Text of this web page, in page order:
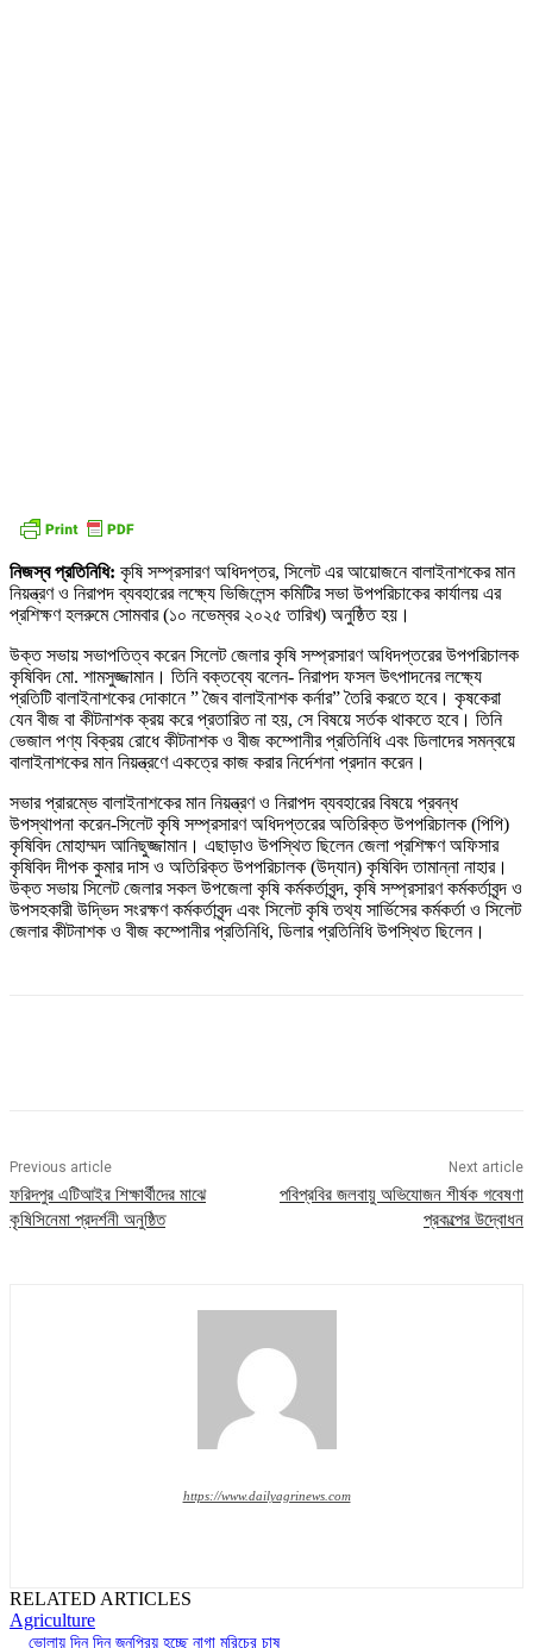
নিজস্ব প্রতিনিধি: কৃষি সম্প্রসারণ অধিদপ্তর, সিলেট এর আয়োজনে বালাইনাশকের মান
নিয়ন্ত্রণ ও নিরাপদ ব্যবহারের লক্ষ্যে ভিজিলেন্স কমিটির সভা উপপরিচাকের কার্যালয় এর
প্রশিক্ষণ হলরুমে সোমবার (১০ নভেম্বর ২০২৫ তারিখ) অনুষ্ঠিত হয়।
উক্ত সভায় সভাপতিত্ব করেন সিলেট জেলার কৃষি সম্প্রসারণ অধিদপ্তরের উপপরিচালক
কৃষিবিদ মো. শামসুজ্জামান। তিনি বক্তব্যে বলেন- নিরাপদ ফসল উৎপাদনের লক্ষ্যে
প্রতিটি বালাইনাশকের দোকানে ” জৈব বালাইনাশক কর্নার” তৈরি করতে হবে। কৃষকেরা
যেন বীজ বা কীটনাশক ক্রয় করে প্রতারিত না হয়, সে বিষয়ে সর্তক থাকতে হবে। তিনি
ভেজাল পণ্য বিক্রয় রোধে কীটনাশক ও বীজ কম্পোনীর প্রতিনিধি এবং ডিলাদের সমন্বয়ে
বালাইনাশকের মান নিয়ন্ত্রণে একত্রে কাজ করার নির্দেশনা প্রদান করেন।
সভার প্রারম্ভে বালাইনাশকের মান নিয়ন্ত্রণ ও নিরাপদ ব্যবহারের বিষয়ে প্রবন্ধ
উপস্থাপনা করেন-সিলেট কৃষি সম্প্রসারণ অধিদপ্তরের অতিরিক্ত উপপরিচালক (পিপি)
কৃষিবিদ মোহাম্মদ আনিছুজ্জামান। এছাড়াও উপস্থিত ছিলেন জেলা প্রশিক্ষণ অফিসার
কৃষিবিদ দীপক কুমার দাস ও অতিরিক্ত উপপরিচালক (উদ্যান) কৃষিবিদ তামান্না নাহার।
উক্ত সভায় সিলেট জেলার সকল উপজেলা কৃষি কর্মকর্তাবৃন্দ, কৃষি সম্প্রসারণ কর্মকর্তাবৃন্দ ও
উপসহকারী উদ্ভিদ সংরক্ষণ কর্মকর্তাবৃন্দ এবং সিলেট কৃষি তথ্য সার্ভিসের কর্মকর্তা ও সিলেট
জেলার কীটনাশক ও বীজ কম্পোনীর প্রতিনিধি, ডিলার প্রতিনিধি উপস্থিত ছিলেন।
Previous article
ফরিদপুর এটিআইর শিক্ষার্থীদের মাঝে
কৃষিসিনেমা প্রদর্শনী অনুষ্ঠিত
Next article
পবিপ্রবির জলবায়ু অভিযোজন শীর্ষক গবেষণা
প্রকল্পের উদ্বোধন
https://www.dailyagrinews.com
RELATED ARTICLES
Agriculture
ভোলায় দিন দিন জনপ্রিয় হচ্ছে নাগা মরিচের চাষ